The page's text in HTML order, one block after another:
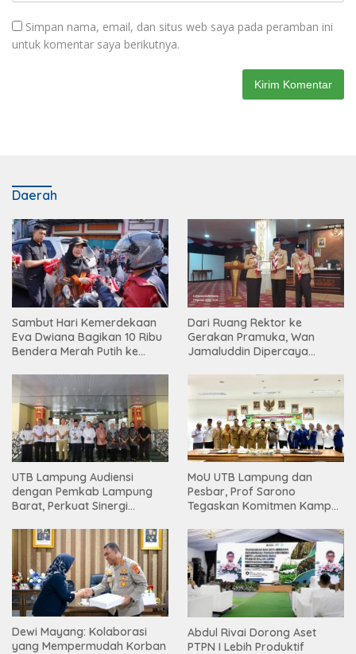
Simpan nama, email, dan situs web saya pada peramban ini
untuk komentar saya berikutnya.
Daerah
Sambut Hari Kemerdekaan
Eva Dwiana Bagikan 10 Ribu
Bendera Merah Putih ke
Dari Ruang Rektor ke
Gerakan Pramuka, Wan
Jamaluddin Dipercaya
UTB Lampung Audiensi
dengan Pemkab Lampung
Barat, Perkuat Sinergi
Tinggi
MoU UTB Lampung dan
Pesbar, Prof Sarono
Tegaskan Komitmen Kampus
Masyarakat
Dewi Mayang: Kolaborasi
yang Mempermudah Korban
Abdul Rivai Dorong Aset
PTPN I Lebih Produktif